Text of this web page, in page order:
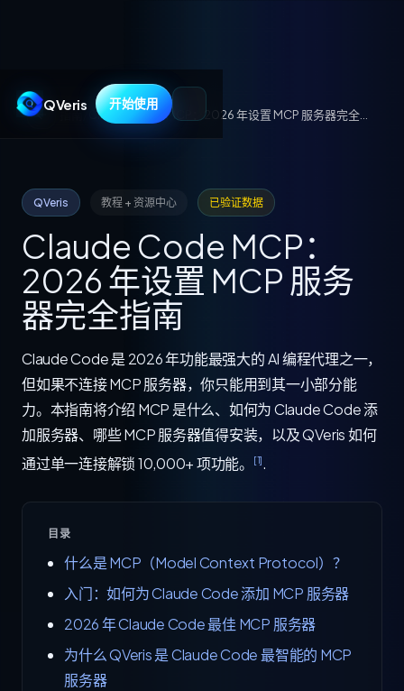
QVeris 开始使用
指南/
QVeris 教程 + 资源中心 已验证数据
Claude Code MCP：
2026 年设置 MCP 服务
器完全指南
Claude Code 是 2026 年功能最强大的 AI 编程代理之一，
但如果不连接 MCP 服务器，你只能用到其一小部分能
力。本指南将介绍 MCP 是什么、如何为 Claude Code 添
加服务器、哪些 MCP 服务器值得安装，以及 QVeris 如何
通过单一连接解锁 10,000+ 项功能。
[1].
目录
什么是 MCP（Model Context Protocol）？
入门：如何为 Claude Code 添加 MCP 服务器
2026 年 Claude Code 最佳 MCP 服务器
为什么 QVeris 是 Claude Code 最智能的 MCP
服务器